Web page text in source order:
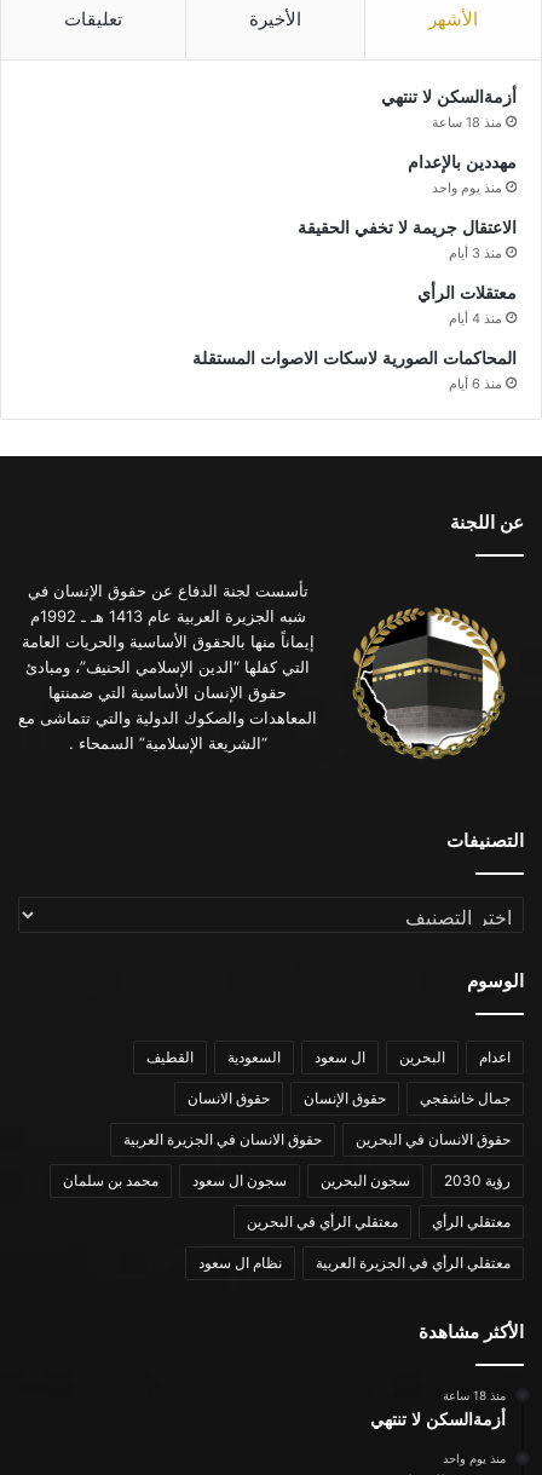
الأشهر الأخيرة تعليقات
أزمةالسكن لا تنتهي
منذ 18 ساعة
مهددين بالإعدام
منذ يوم واحد
الاعتقال جريمة لا تخفي الحقيقة
منذ 3 أيام
معتقلات الرأي
منذ 4 أيام
المحاكمات الصورية لاسكات الاصوات المستقلة
منذ 6 أيام
عن اللجنة
تأسست لجنة الدفاع عن حقوق الإنسان في
شبه الجزيرة العربية عام 1413 هـ ـ 1992م
إيماناً منها بالحقوق الأساسية والحريات العامة
التي كفلها “الدين الإسلامي الحنيف”، ومبادئ
حقوق الإنسان الأساسية التي ضمنتها
المعاهدات والصكوك الدولية والتي تتماشى مع
“الشريعة الإسلامية” السمحاء .
التصنيفات
التصنيفات
الوسوم
اعدام البحرين ال سعود السعودية القطيف
جمال خاشقجي حقوق الإنسان حقوق الانسان
حقوق الانسان في البحرين حقوق الانسان في الجزيرة العربية
رؤية 2030 سجون البحرين سجون ال سعود محمد بن سلمان
معتقلي الرأي معتقلي الرأي في البحرين
معتقلي الرأي في الجزيرة العربية نظام ال سعود
الأكثر مشاهدة
منذ 18 ساعة
أزمةالسكن لا تنتهي
منذ يوم واحد